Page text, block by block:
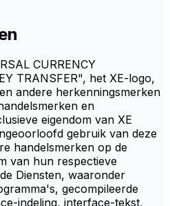
CURRENCY
TRANSFER", het XE-logo,
andere herkenningsmerken
en
eigendom van XE
gebruik van deze
handelsmerken op de
van hun respectieve
Diensten, waaronder
gecompileerde
indeling, interface-tekst,